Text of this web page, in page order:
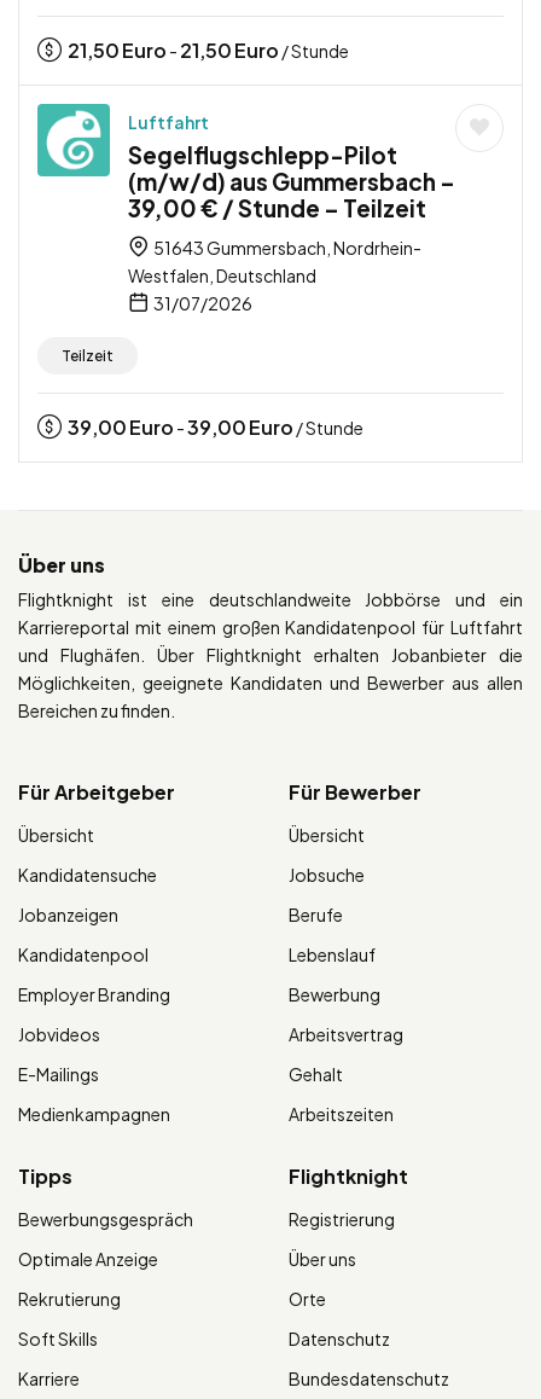
21,50Euro - 21,50Euro / Stunde
Luftfahrt
Segelflugschlepp-Pilot
(m/w/d) aus Gummersbach –
39,00 € / Stunde – Teilzeit
51643 Gummersbach, Nordrhein-
Westfalen, Deutschland
31/07/2026
Teilzeit
39,00Euro -39,00Euro / Stunde
Über uns
Flightknight ist eine deutschlandweite Jobbörse und ein
Karriereportal mit einem großen Kandidatenpool für Luftfahrt
und Flughäfen. Über Flightknight erhalten Jobanbieter die
Möglichkeiten, geeignete Kandidaten und Bewerber aus allen
Bereichen zu finden.
Für Arbeitgeber
Übersicht
Kandidatensuche
Jobanzeigen
Kandidatenpool
Employer Branding
Jobvideos
E-Mailings
Medienkampagnen
Für Bewerber
Übersicht
Jobsuche
Berufe
Lebenslauf
Bewerbung
Arbeitsvertrag
Gehalt
Arbeitszeiten
Tipps
Bewerbungsgespräch
Optimale Anzeige
Rekrutierung
Soft Skills
Karriere
Flightknight
Registrierung
Über uns
Orte
Datenschutz
Bundesdatenschutz